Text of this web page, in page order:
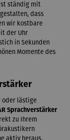
ständig mit
dass
wir kostbare
der Uhr
in Sekunden
Momente des
oder lästige
Sprachverstärker
zu Ihrem
aktiv heraus.